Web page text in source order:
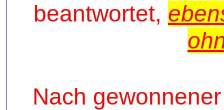
beantwortet,
Nach